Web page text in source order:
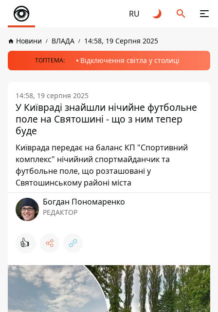
RU
Новини ВЛАДА 14:58, 19 Серпня 2025
ТОПТЕМА: Відключення світла у столиці
14:58, 19 серпня 2025
У Київраді знайшли нічийне футбольне
поле на Святошині - що з ним тепер
буде
Київрада передає на баланс КП "Спортивний
комплекс" нічийний спортмайданчик та
футбольне поле, що розташовані у
Святошинському районі міста
Богдан Пономаренко
РЕДАКТОР
👍